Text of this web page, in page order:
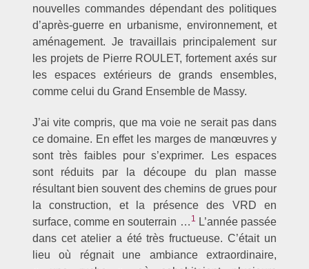
nouvelles commandes dépendant des politiques
d’après-guerre en urbanisme, environnement, et
aménagement. Je travaillais principalement sur
les projets de Pierre ROULET, fortement axés sur
les espaces extérieurs de grands ensembles,
comme celui du Grand Ensemble de Massy.
J’ai vite compris, que ma voie ne serait pas dans
ce domaine. En effet les marges de manœuvres y
sont très faibles pour s’exprimer. Les espaces
sont réduits par la découpe du plan masse
résultant bien souvent des chemins de grues pour
la construction, et la présence des VRD en
surface, comme en souterrain … 1 L’année passée
dans cet atelier a été très fructueuse. C’était un
lieu où régnait une ambiance extraordinaire,